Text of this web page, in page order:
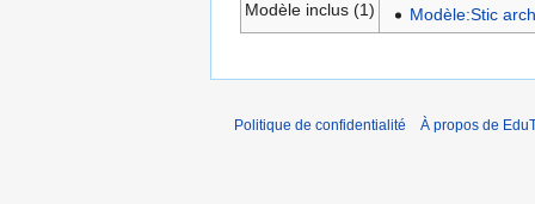
Modèle inclus (1) Modèle:Stic
Politique de confidentialité À propos de